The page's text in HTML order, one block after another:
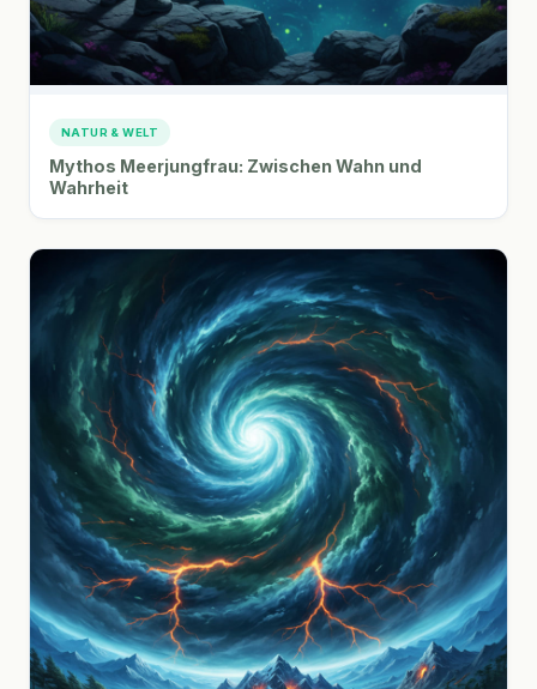
NATUR & WELT
Mythos Meerjungfrau: Zwischen Wahn und
Wahrheit